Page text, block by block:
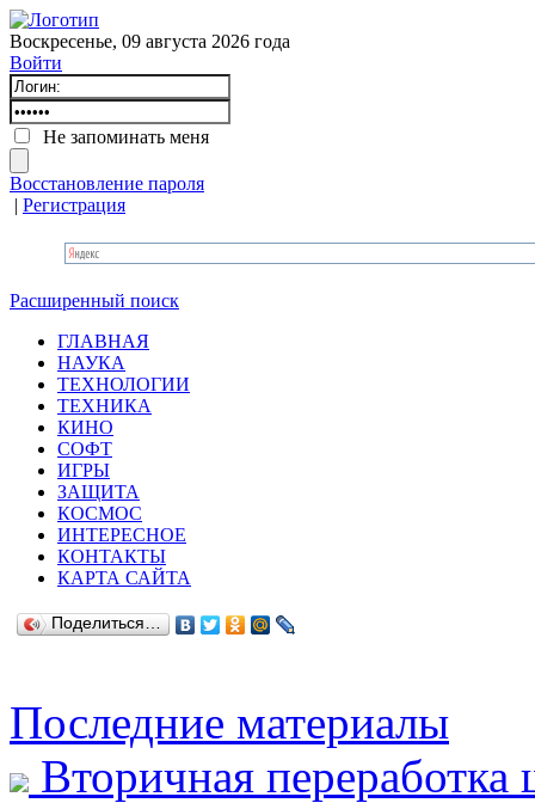
Воскресенье, 09 августа 2026 года
Войти
Не запоминать меня
Восстановление пароля
| Регистрация
Расширенный поиск
ГЛАВНАЯ
НАУКА
ТЕХНОЛОГИИ
ТЕХНИКА
КИНО
СОФТ
ИГРЫ
ЗАЩИТА
КОСМОС
ИНТЕРЕСНОЕ
КОНТАКТЫ
КАРТА САЙТА
Поделиться…
Последние материалы
Вторичная